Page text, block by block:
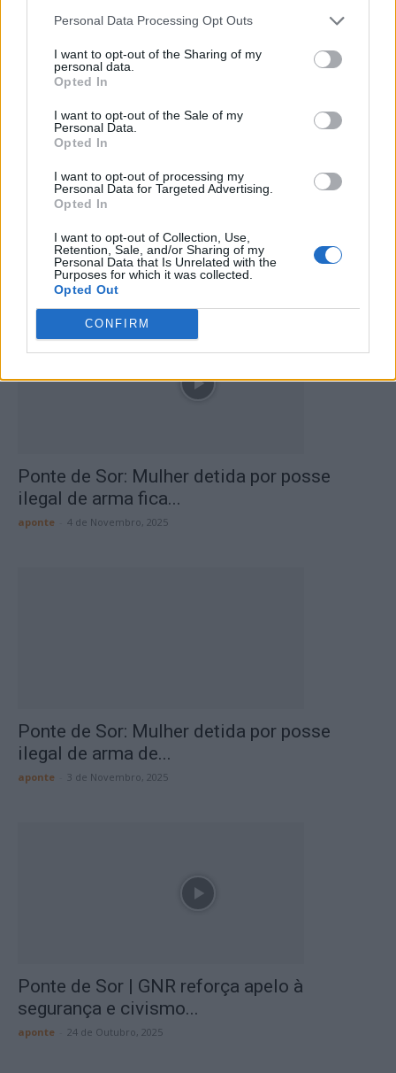
Personal Data Processing Opt Outs
I want to opt-out of the Sharing of my
personal data.
Opted In
I want to opt-out of the Sale of my
Personal Data.
Opted In
I want to opt-out of processing my
Personal Data for Targeted Advertising.
Opted In
I want to opt-out of Collection, Use,
Retention, Sale, and/or Sharing of my
Personal Data that Is Unrelated with the
Purposes for which it was collected.
Opted Out
CONFIRM
fiscalização de pesados em todo o país
- 17 de Novembro, 2025
Ponte de Sor: Mulher detida por posse
ilegal de arma fica...
aponte 4 de Novembro, 2025
Ponte de Sor: Mulher detida por posse
ilegal de arma de...
aponte 3 de Novembro, 2025
Ponte de Sor | GNR reforça apelo à
segurança e civismo...
aponte 24 de Outubro, 2025